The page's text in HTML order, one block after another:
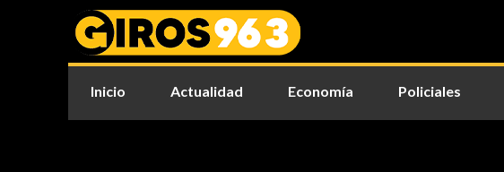
Inicio Actualidad Economía Policiales